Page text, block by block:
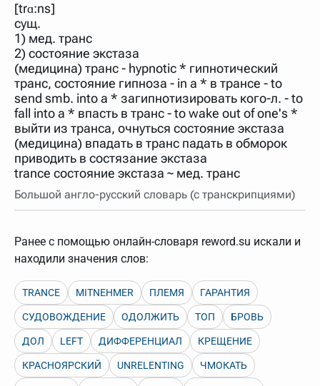
Если точное написание слова неизвестно (как в
кроссворде), неизвестную букву можно заменить
подстановочным знаком звёздочкой (*), а несколько
неизвестных букв — процентом (%). В этом случае меню
с вариантами работать не будет, а после ввода запроса
нужно будет нажать на кнопку "Найти".
Для более сложных случаев существует возможность
указывать несколько слов в запросе. Например, если
написать в строке запроса "Пушкин поэт" и нажать
"Найти", выведутся все словарные статьи о поэте
Пушкине, но не о городе.
В сложных запросах тоже могут присутствовать
неизвестные буквы. Например, в кроссворде есть
слово "***м***ов", в задании "русский поэт 19 века".
Пишем в Reword первым словом "***м***ов", далее
через пробел "поэт". Получается "***м***ов поэт" (без
Порядок словарей можно изменять, перетаскивая
словарь вверх или вниз за прямоугольник слева от
словари.
[trɑ:ns]
сущ.
1) мед. транс
2) состояние экстаза
(медицина) транс - hypnotic * гипнотический
транс, состояние гипноза - in a * в трансе - to
send smb. into a * загипнотизировать кого-л. - to
fall into a * впасть в транс - to wake out of one's *
выйти из транса, очнуться состояние экстаза
(медицина) впадать в транс падать в обморок
приводить в состязание экстаза
trance состояние экстаза ~ мед. транс
Большой англо-русский словарь (с транскрипциями)
Ранее с помощью онлайн-словаря reword.su искали и
находили значения слов:
TRANCE MITNEHMER ПЛЕМЯ ГАРАНТИЯ
СУДОВОЖДЕНИЕ ОДОЛЖИТЬ ТОП БРОВЬ
ДОЛ LEFT ДИФФЕРЕНЦИАЛ КРЕЩЕНИЕ
КРАСНОЯРСКИЙ UNRELENTING ЧМОКАТЬ